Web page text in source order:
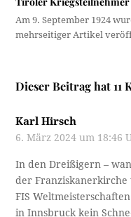
Am 9. September 1924
mehrseitiger Artikel
Dieser Beitrag hat 11
Karl Hirsch
6. März 2024 um 18:46
In den Dreißigern –
der Franziskanerkirche
FIS
in Innsbruck kein